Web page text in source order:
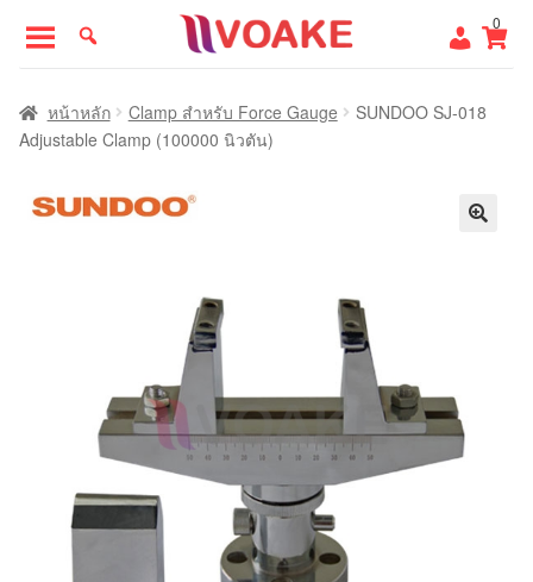
to
navigation
to
content
0
หน้าแรก
หน้าหลัก Clamp สำหรับ Force Gauge
SUNDOO SJ-018
Adjustable Clamp (100000 นิวตัน)